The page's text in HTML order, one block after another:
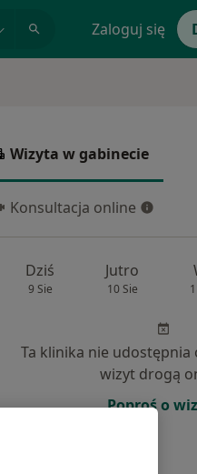
Zaloguj się
w gabinecie
Wizyta w gabinecie
online
Konsultacja online
Dziś
9 Sie
Jutro
10 Sie
Ta klinika nie udostępnia
wizyt drogą
Poproś o